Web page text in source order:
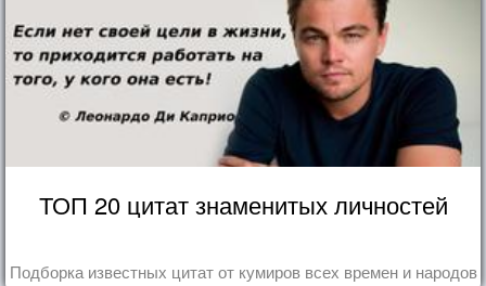
ТОП 20 цитат знаменитых личностей
Подборка известных цитат от кумиров всех времен и народов